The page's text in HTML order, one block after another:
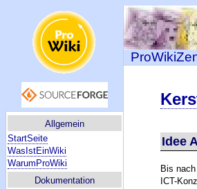
Allgemein
StartSeite
WasIstEinWiki
WarumProWiki
Dokumentation
Idee
Bis
ICT-